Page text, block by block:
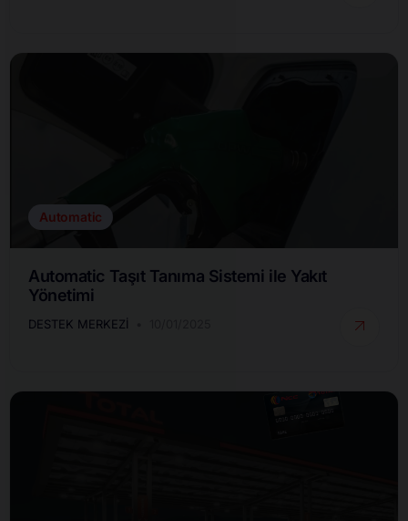
Automatic
Automatic Taşıt Tanıma Sistemi ile Yakıt
Yönetimi
DESTEK MERKEZI